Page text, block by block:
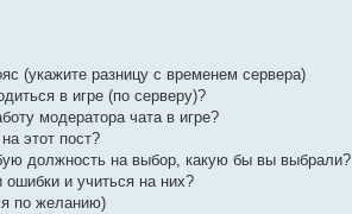
(укажите разницу с временем сервера)
в игре (по серверу)?
модератора чата в игре?
этот пост?
должность на выбор, какую бы вы выбрали?
и учиться на них?
по желанию)